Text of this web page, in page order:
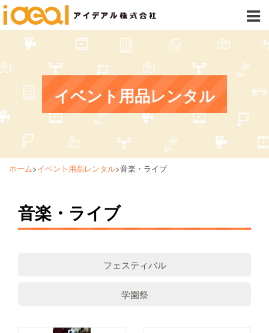
イベント用品レンタル
ホーム>イベント用品レンタル>音楽・ライブ
音楽・ライブ
フェスティバル
学園祭